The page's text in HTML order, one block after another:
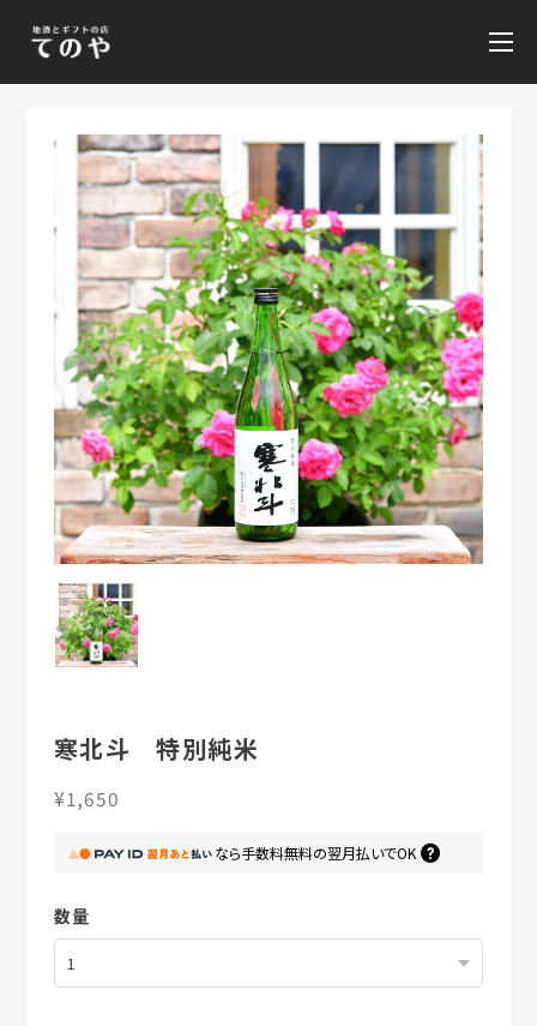
寒北斗 特別純米
¥1,650
なら手数料無料の翌月払いでOK
数量